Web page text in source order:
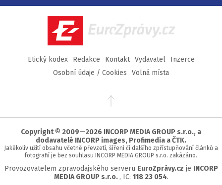
Facebook
TwitterInstagram
YouTube
EuroZprávy.cz
Etický kodex Redakce Kontakt Vydavatel
Inzerce
Osobní údaje / Cookies
Volná místa
Přejít
stránky
Copyright © 2009—2026 INCORP MEDIA GROUP s.r.o., a
dodavatelé INCORP images, Profimedia a ČTK.
Jakékoliv užití obsahu včetně převzetí, šíření či dalšího zpřístupňování článků a
fotografií je bez souhlasu INCORP MEDIA GROUP s.r.o. zakázáno.
Provozovatelem zpravodajského serveru EuroZprávy.cz je INCORP
MEDIA GROUP s.r.o. , IC: 118 23 054.